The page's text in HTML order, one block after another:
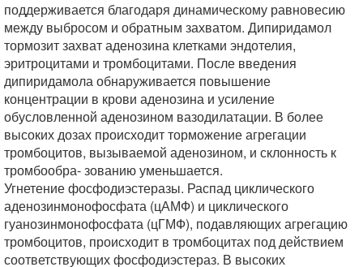
поддерживается благодаря динамическому равновесию
между выбросом и обратным захватом. Дипиридамол
тормозит захват аденозина клетками эндотелия,
эритроцитами и тромбоцитами. После введения
дипиридамола обнаруживается повышение
концентрации в крови аденозина и усиление
обусловленной аденозином вазодилатации. В более
высоких дозах происходит торможение агрегации
тромбоцитов, вызываемой аденозином, и склонность к
тромбообра- зованию уменьшается.
Угнетение фосфодиэстеразы. Распад циклического
аденозинмонофосфата (цАМФ) и циклического
гуанозинмонофосфата (цГМФ), подавляющих агрегацию
тромбоцитов, происходит в тромбоцитах под действием
соответствующих фосфодиэстераз. В высоких